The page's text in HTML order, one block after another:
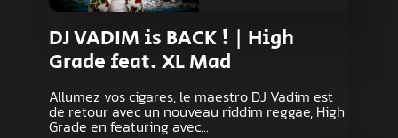
DJ VADIM is BACK ! | High
Grade feat. XL Mad
Allumez vos cigares, le maestro DJ Vadim est
de retour avec un nouveau riddim reggae, High
Grade en featuring avec…